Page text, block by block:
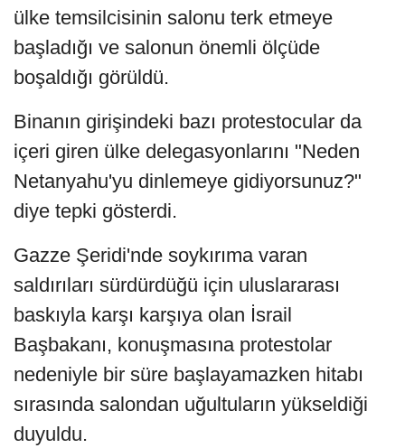
ülke temsilcisinin salonu terk etmeye
başladığı ve salonun önemli ölçüde
boşaldığı görüldü.
Binanın girişindeki bazı protestocular da
içeri giren ülke delegasyonlarını "Neden
Netanyahu'yu dinlemeye gidiyorsunuz?"
diye tepki gösterdi.
Gazze Şeridi'nde soykırıma varan
saldırıları sürdürdüğü için uluslararası
baskıyla karşı karşıya olan İsrail
Başbakanı, konuşmasına protestolar
nedeniyle bir süre başlayamazken hitabı
sırasında salondan uğultuların yükseldiği
duyuldu.